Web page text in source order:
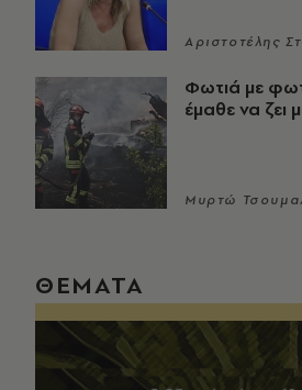
Αριστοτέλης
Φωτιά με
έμαθε να ζει
Μυρτώ
ΘΕΜΑΤΑ